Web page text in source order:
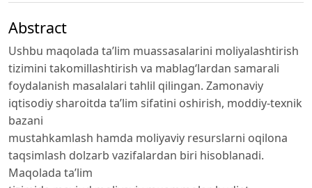
Abstract
Ushbu maqolada ta’lim muassasalarini moliyalashtirish
tizimini takomillashtirish va mablag‘lardan samarali
foydalanish masalalari tahlil qilingan. Zamonaviy
iqtisodiy sharoitda ta’lim sifatini oshirish, moddiy-texnik
bazani
mustahkamlash hamda moliyaviy resurslarni oqilona
taqsimlash dolzarb vazifalardan biri hisoblanadi.
Maqolada ta’lim